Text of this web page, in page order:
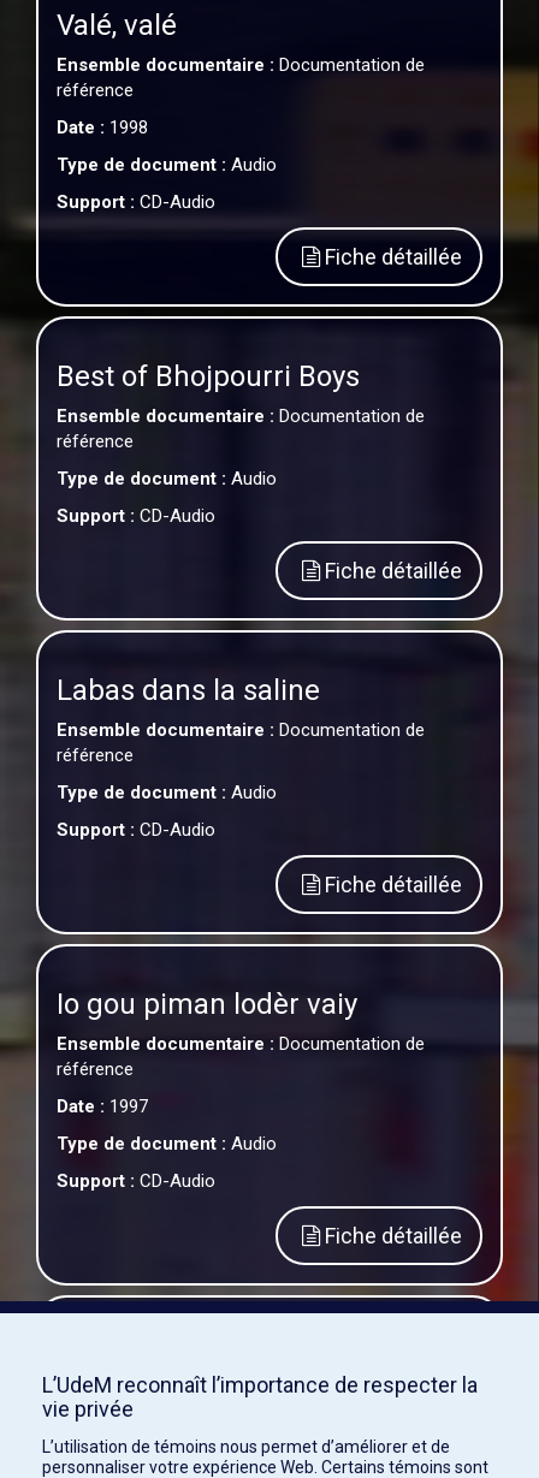
Valé, valé
Ensemble documentaire : Documentation de
référence
Date : 1998
Type de document : Audio
Support : CD-Audio
Fiche détaillée
Best of Bhojpourri Boys
Ensemble documentaire : Documentation de
référence
Type de document : Audio
Support : CD-Audio
Fiche détaillée
Labas dans la saline
Ensemble documentaire : Documentation de
référence
Type de document : Audio
Support : CD-Audio
Fiche détaillée
Io gou piman lodèr vaiy
Ensemble documentaire : Documentation de
référence
Date : 1997
Type de document : Audio
Support : CD-Audio
Fiche détaillée
Ensemble documentaire :Documentation de
référence
Date :1997
L’UdeM reconnaît l’importance de respecter la
vie privée
L’utilisation de témoins nous permet d’améliorer et de
personnaliser votre expérience Web. Certains témoins sont